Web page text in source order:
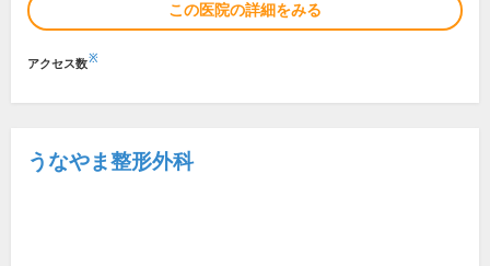
この医院の詳細をみる
アクセス数※
うなやま整形外科